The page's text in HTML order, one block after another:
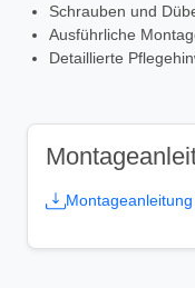
Schrauben und
Ausführliche
Detaillierte